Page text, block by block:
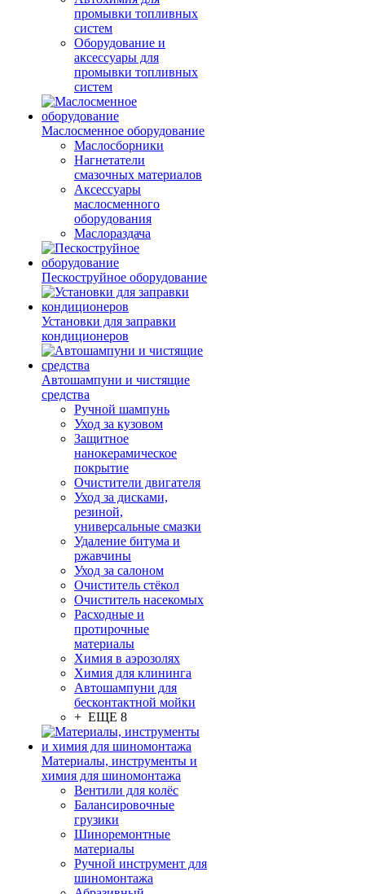
промывки топливных
систем
Оборудование и
аксессуары для
промывки топливных
систем
Маслосменное оборудование
Маслосборники
Нагнетатели
смазочных материалов
Аксессуары
маслосменного
оборудования
Маслораздача
Пескоструйное оборудование
Установки для заправки
кондиционеров
Автошампуни и чистящие
средства
Ручной шампунь
Уход за кузовом
Защитное
нанокерамическое
покрытие
Очистители двигателя
Уход за дисками,
резиной,
универсальные смазки
Удаление битума и
ржавчины
Уход за салоном
Очиститель стёкол
Очиститель насекомых
Расходные и
протирочные
материалы
Химия в аэрозолях
Химия для клининга
Автошампуни для
бесконтактной мойки
+ ЕЩЕ 8
Материалы, инструменты и
химия для шиномонтажа
Вентили для колёс
Балансировочные
грузики
Шиноремонтные
материалы
Ручной инструмент для
шиномонтажа